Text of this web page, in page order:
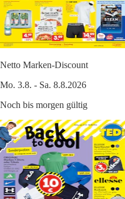
Netto Marken-Discount
Mo. 3.8. - Sa. 8.8.2026
Noch bis morgen gültig